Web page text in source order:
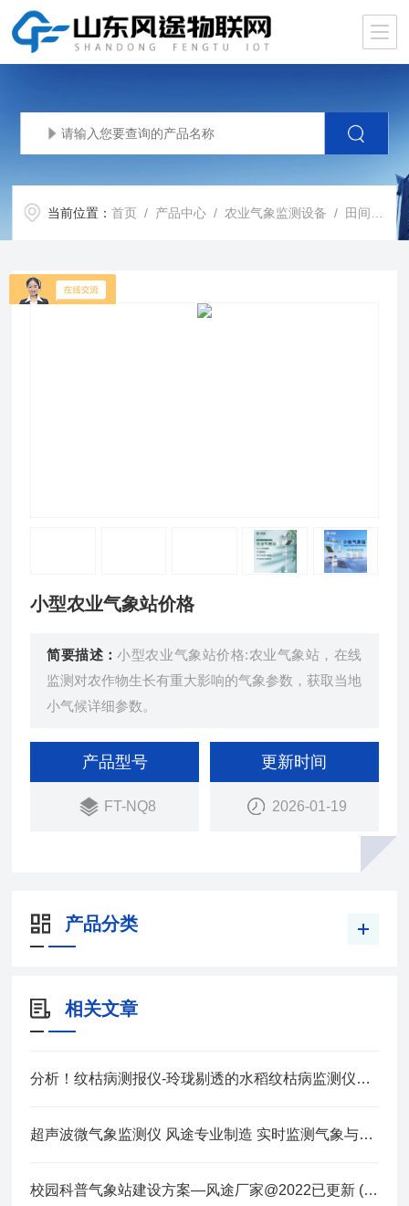
当前位置：首页 / 产品中心 / 农业气象监测设备 / 田间气象监测设备
小型农业气象站价格
简要描述：小型农业气象站价格:农业气象站，在线
监测对农作物生长有重大影响的气象参数，获取当地
小气候详细参数。
产品型号
FT-NQ8
更新时间
2026-01-19
产品分类
相关文章
分析！纹枯病测报仪-玲珑剔透的水稻纹枯病监测仪@2023动态已更新
超声波微气象监测仪 风途专业制造 实时监测气象与空气质量 安装便捷
校园科普气象站建设方案—风途厂家@2022已更新 (每日/实时)